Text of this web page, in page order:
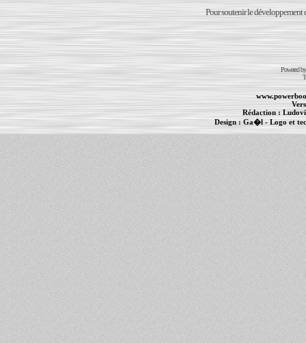
Pour soutenir le développement
Powered
Rédaction :
Design :Ga�l- Logo et
PowerBook